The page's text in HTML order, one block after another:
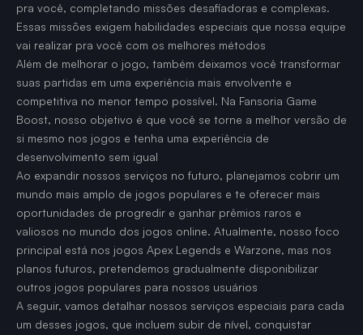
pra você, completando missões desafiadoras e complexas.
Essas missões exigem habilidades especiais que nossa equipe
vai realizar pra você com os melhores métodos
Além de melhorar o jogo, também deixamos você transformar
suas partidas em uma experiência mais envolvente e
competitiva no menor tempo possível. Na Fansoria Game
Boost, nosso objetivo é que você se torne a melhor versão de
si mesmo nos jogos e tenha uma experiência de
desenvolvimento sem igual
Ao expandir nossos serviços no futuro, planejamos cobrir um
mundo mais amplo de jogos populares e te oferecer mais
oportunidades de progredir e ganhar prêmios raros e
valiosos no mundo dos jogos online. Atualmente, nosso foco
principal está nos jogos Apex Legends e Warzone, mas nos
planos futuros, pretendemos gradualmente disponibilizar
outros jogos populares para nossos usuários
A seguir, vamos detalhar nossos serviços especiais para cada
um desses jogos, que incluem subir de nível, conquistar